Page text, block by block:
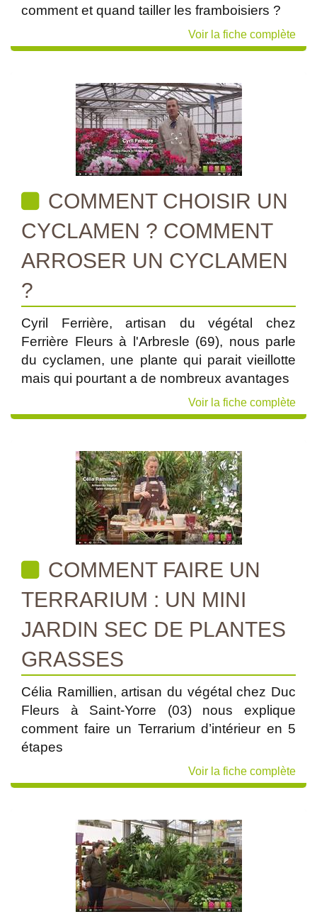
comment et quand tailler les framboisiers ?
Voir la fiche complète
COMMENT CHOISIR UN
CYCLAMEN ? COMMENT
ARROSER UN CYCLAMEN
?
Cyril Ferrière, artisan du végétal chez
Ferrière Fleurs à l'Arbresle (69), nous parle
du cyclamen, une plante qui parait vieillotte
mais qui pourtant a de nombreux avantages
Voir la fiche complète
COMMENT FAIRE UN
TERRARIUM : UN MINI
JARDIN SEC DE PLANTES
GRASSES
Célia Ramillien, artisan du végétal chez Duc
Fleurs à Saint-Yorre (03) nous explique
comment faire un Terrarium d’intérieur en 5
étapes
Voir la fiche complète